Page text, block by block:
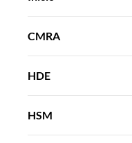
CMRA
HDE
HSM